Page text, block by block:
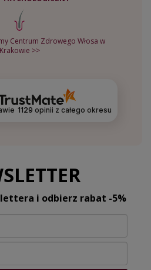
Centrum Zdrowego Włosa w
Krakowie >>
1129 opinii z całego okresu
i odbierz rabat -5%